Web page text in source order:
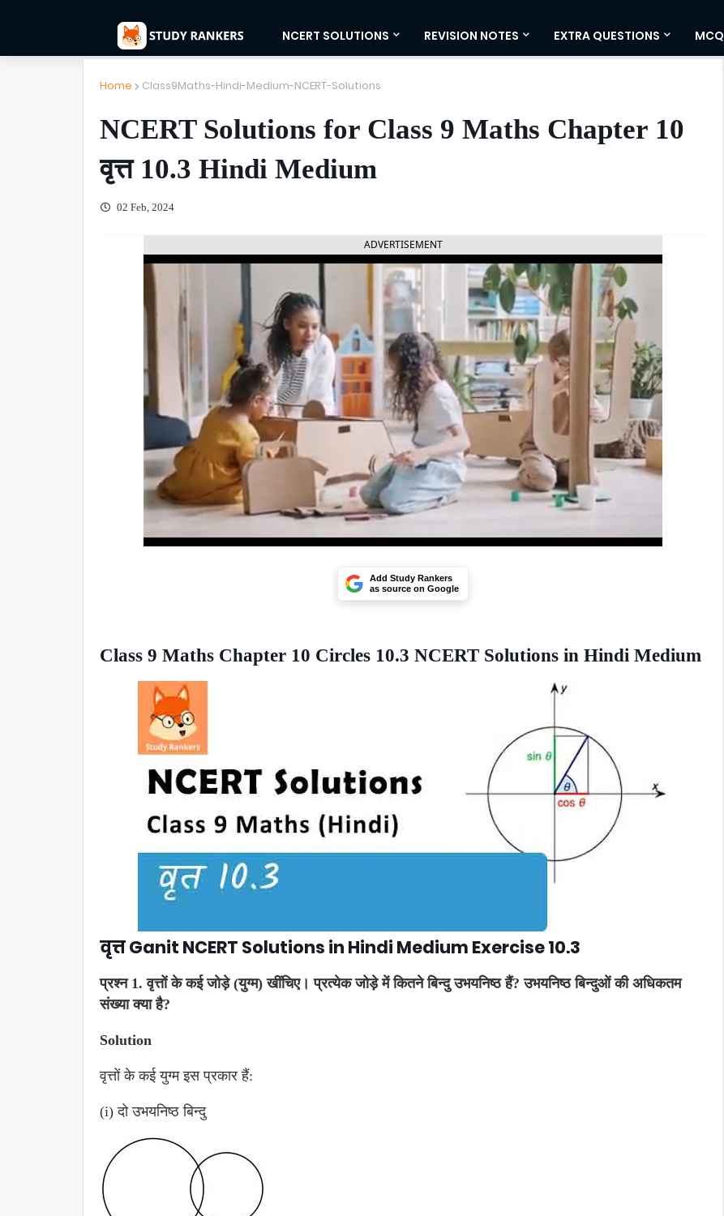
NCERT SOLUTIONS REVISION NOTES EXTRA QUESTIONS MCQ
Home Class9Maths-Hindi-Medium-NCERT-Solutions
NCERT Solutions for Class 9 Maths Chapter 10
वृत्त 10.3 Hindi Medium
02 Feb, 2024
ADVERTISEMENT
Add Study Rankers
as source on Google
Class 9 Maths Chapter 10 Circles 10.3 NCERT Solutions in Hindi Medium
वृत्त Ganit NCERT Solutions in Hindi Medium Exercise 10.3
प्रश्न 1. वृत्तों के कई जोड़े (युग्म) खींचिए। प्रत्येक जोड़े में कितने बिन्दु उभयनिष्ठ हैं? उभयनिष्ठ बिन्दुओं की अधिकतम
संख्या क्या है?
Solution
वृत्तों के कई युग्म इस प्रकार हैं:
(i) दो उभयनिष्ठ बिन्दु